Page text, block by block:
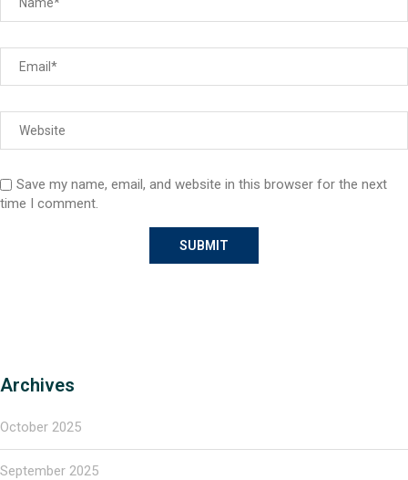
Save my name, email, and website in this browser for the next
time I comment.
Archives
October 2025
September 2025